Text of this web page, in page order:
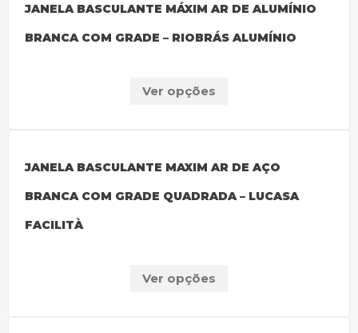
JANELA BASCULANTE MÁXIM AR DE ALUMÍNIO
BRANCA COM GRADE – RIOBRÁS ALUMÍNIO
Ver opções
JANELA BASCULANTE MAXIM AR DE AÇO
BRANCA COM GRADE QUADRADA – LUCASA
FACILITÀ
Ver opções